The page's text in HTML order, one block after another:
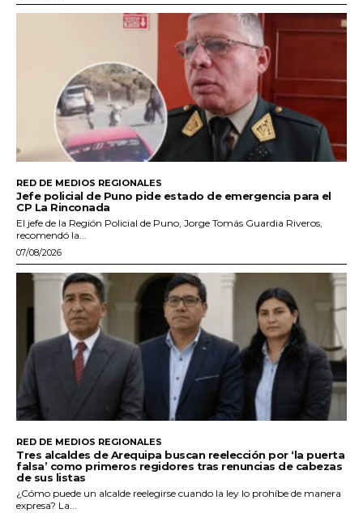
RED DE MEDIOS REGIONALES
Jefe policial de Puno pide estado de emergencia para el
CP La Rinconada
El jefe de la Región Policial de Puno, Jorge Tomás Guardia Riveros,
recomendó la...
07/08/2026
RED DE MEDIOS REGIONALES
Tres alcaldes de Arequipa buscan reelección por ‘la puerta
falsa’ como primeros regidores tras renuncias de cabezas
de sus listas
¿Cómo puede un alcalde reelegirse cuando la ley lo prohíbe de manera
expresa? La...